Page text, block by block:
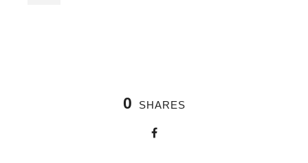
0 SHARES